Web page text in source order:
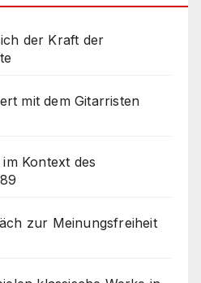
der Kraft der
mit dem Gitarristen
Kontext des
zur Meinungsfreiheit